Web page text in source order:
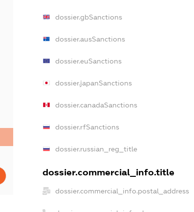
dossier.gbSanctions
dossier.ausSanctions
dossier.euSanctions
dossier.japanSanctions
dossier.canadaSanctions
dossier.rfSanctions
dossier.russian_reg_title
dossier.commercial_info.title
dossier.commercial_info.postal_address